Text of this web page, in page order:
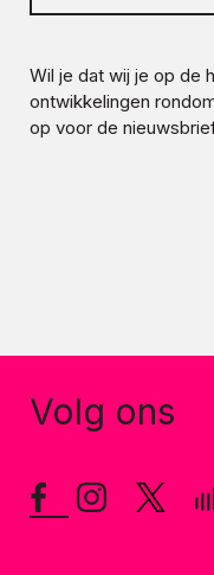
Wil je dat wij je op de
ontwikkelingen
op voor de
Volg ons